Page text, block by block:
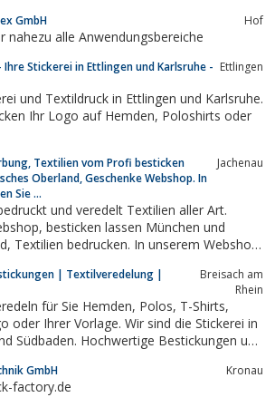
GmbH Hof
nahezu alle Anwendungsbereiche
Stickerei in Ettlingen und Karlsruhe - Ettlingen
und Textildruck in Ettlingen und Karlsruhe.
Logo auf Hemden, Poloshirts oder
Textilien vom Profi besticken
Oberland, Geschenke Webshop. In
Sie ...
Jachenau
| Textilveredelung |
Breisach am
Rhein
Sie Hemden, Polos, T-Shirts,
GmbH Kronau
factory.de